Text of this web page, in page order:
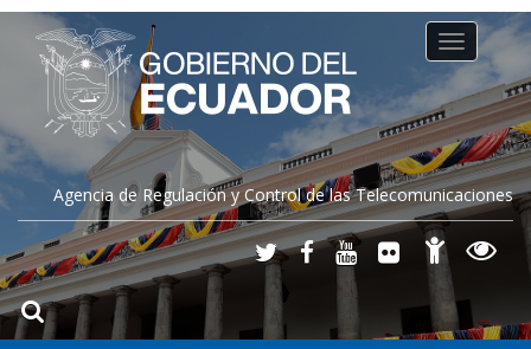
Agencia de Regulación y Control de las Telecomunicaciones
Toggle
navigation